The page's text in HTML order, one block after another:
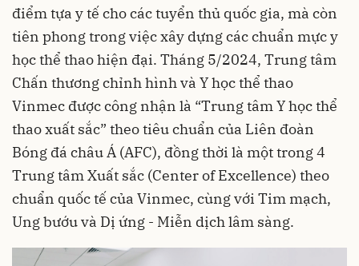
điểm tựa y tế cho các tuyển thủ quốc gia, mà còn
tiên phong trong việc xây dựng các chuẩn mực y
học thể thao hiện đại. Tháng 5/2024, Trung tâm
Chấn thương chỉnh hình và Y học thể thao
Vinmec được công nhận là “Trung tâm Y học thể
thao xuất sắc” theo tiêu chuẩn của Liên đoàn
Bóng đá châu Á (AFC), đồng thời là một trong 4
Trung tâm Xuất sắc (Center of Excellence) theo
chuẩn quốc tế của Vinmec, cùng với Tim mạch,
Ung bướu và Dị ứng - Miễn dịch lâm sàng.